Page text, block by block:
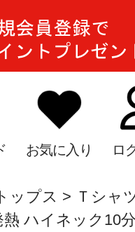
お気に入り ロ
ップス
Ｔシャ
熱 ハイネック10